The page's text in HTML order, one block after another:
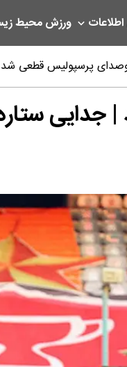
ورزشمحیط
پرسپولیس قطعی شد
جدایی